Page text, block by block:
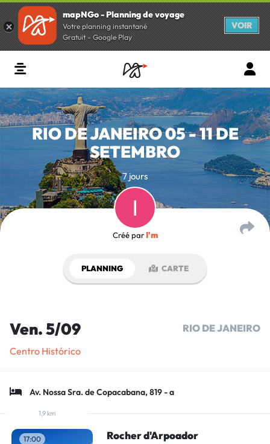
mapNGo - Planning de voyage
Votre planning instantané
Gratuit - Google Play
VOIR
RIO DE JANEIRO 05 - 11 DE
SETEMBRO
7 jours
Créé parI'm
PLANNING CARTE
Ven. 5/09
RIO DE JANEIRO
Centro Histórico
Av. Nossa Sra. de Copacabana, 819 - a
1,9 km
17:00 Rocher d'Arpoador